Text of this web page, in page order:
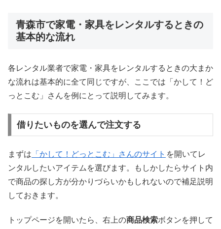
青森市で家電・家具をレンタルするときの
基本的な流れ
各レンタル業者で家電・家具をレンタルするときの大まか
な流れは基本的に全て同じですが、ここでは「かして！ど
っとこむ」さんを例にとって説明してみます。
借りたいものを選んで注文する
まずは 「かして！どっとこむ」さんのサイト を開いてレ
ンタルしたいアイテムを選びます。もしかしたらサイト内
で商品の探し方が分かりづらいかもしれないので補足説明
しておきます。
トップページを開いたら、右上の商品検索ボタンを押して